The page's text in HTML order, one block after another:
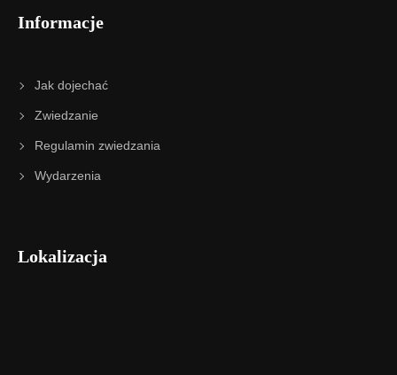
Informacje
Jak dojechać
Zwiedzanie
Regulamin zwiedzania
Wydarzenia
Lokalizacja